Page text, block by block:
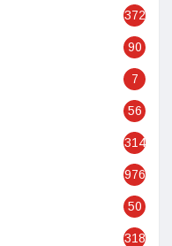
372
90
7
56
314
976
50
318